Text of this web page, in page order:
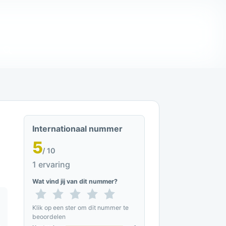
Internationaal nummer
5/ 10
1 ervaring
Wat vind jij van dit nummer?
Klik op een ster om dit nummer te
beoordelen